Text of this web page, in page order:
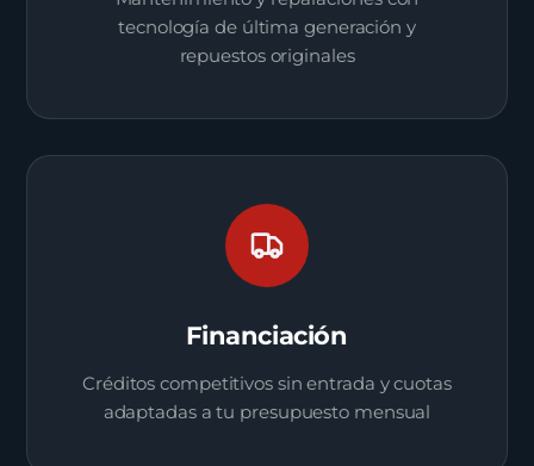
tecnología de última generación y
repuestos originales
Financiación
Créditos competitivos sin entrada y cuotas
adaptadas a tu presupuesto mensual